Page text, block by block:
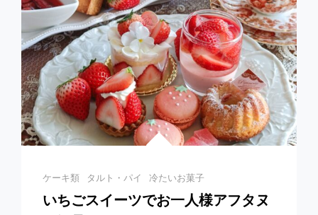
ケ
ー
キ
Categories
ケーキ類 タルト・パイ 冷たいお菓子
いちごスイーツでお一人様アフタヌ